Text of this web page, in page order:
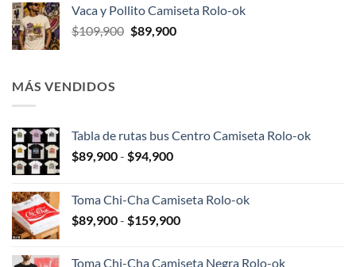
era:
$109,900.
es:
$89,900.
Vaca y Pollito Camiseta Rolo-ok
$109,900 El
$89,900El
MÁS VENDIDOS
Tabla de rutas bus Centro Camiseta Rolo-ok
$89,900- $94,900Rango
desde
$89,900
Toma Chi-Cha Camiseta Rolo-ok
$89,900- $159,900Rango
Toma Chi-Cha Camiseta Negra Rolo-ok